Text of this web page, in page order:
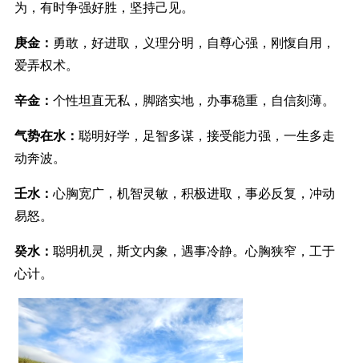
为，有时争强好胜，坚持己见。
庚金： 勇敢，好进取，义理分明，自尊心强，刚愎自用，
爱弄权术。
辛金： 个性坦直无私，脚踏实地，办事稳重，自信刻薄。
气势在水： 聪明好学，足智多谋，接受能力强，一生多走
动奔波。
壬水： 心胸宽广，机智灵敏，积极进取，事必反复，冲动
易怒。
癸水： 聪明机灵，斯文内象，遇事冷静。心胸狭窄，工于
心计。